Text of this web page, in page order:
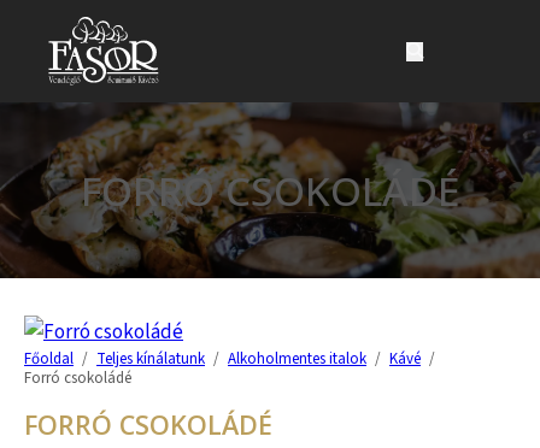
Ugrás a fő tartalomhoz
Ugrás a lábléchez
FORRÓ CSOKOLÁDÉ
Főoldal / Teljes kínálatunk / Alkoholmentes italok / Kávé /
Forró csokoládé
FORRÓ CSOKOLÁDÉ